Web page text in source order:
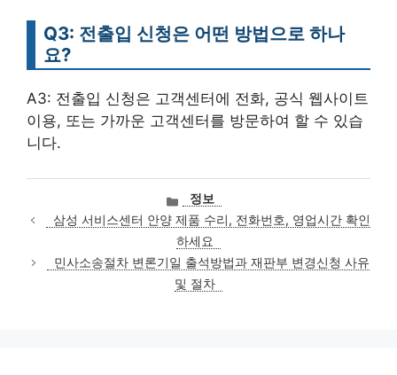
Q3: 전출입 신청은 어떤 방법으로 하나
요?
A3: 전출입 신청은 고객센터에 전화, 공식 웹사이트
이용, 또는 가까운 고객센터를 방문하여 할 수 있습
니다.
카
테
고
리
정보
삼성 서비스센터 안양 제품 수리, 전화번호, 영업시간 확인
하세요
민사소송절차 변론기일 출석방법과 재판부 변경신청 사유
및 절차